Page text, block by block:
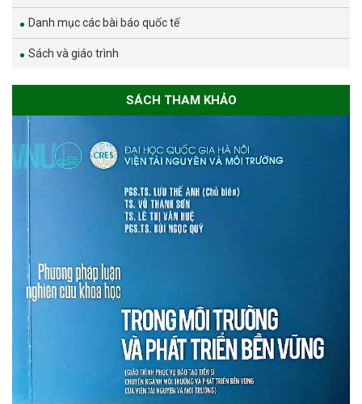
Danh mục các bài báo quốc tế
Sách và giáo trình
SÁCH THAM KHẢO